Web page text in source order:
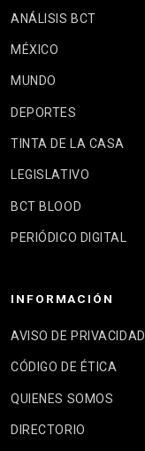
ANÁLISIS BCT
MÉXICO
MUNDO
DEPORTES
TINTA DE LA CASA
LEGISLATIVO
BCT BLOOD
PERIÓDICO DIGITAL
INFORMACIÓN
AVISO DE PRIVACIDAD
CÓDIGO DE ÉTICA
QUIENES SOMOS
DIRECTORIO